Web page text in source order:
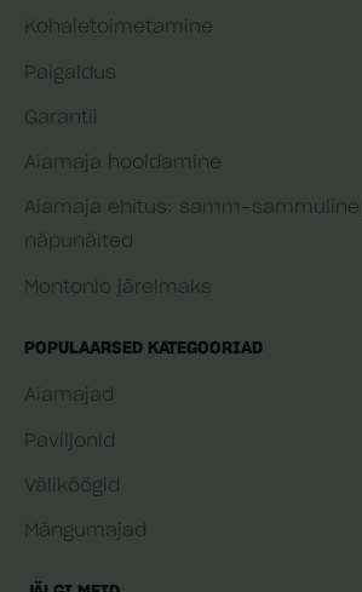
Kohaletoimetamine
Paigaldus
Garantii
Aiamaja hooldamine
Aiamaja ehitus: samm-sammuline
näpunäited
Montonio järelmaks
POPULAARSED KATEGOORIAD
Aiamajad
Paviljonid
Väliköögid
Mängumajad